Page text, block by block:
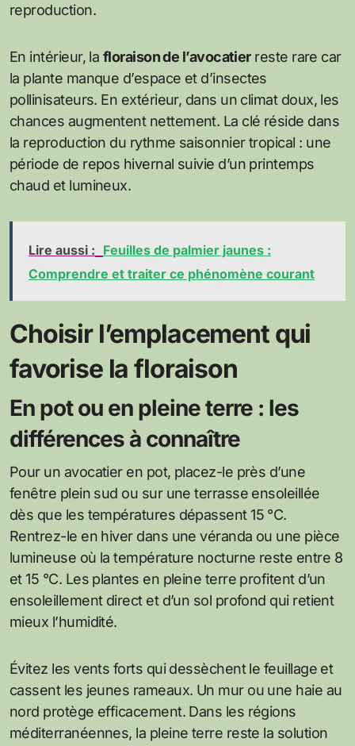
reproduction.
En intérieur, la floraison de l’avocatierreste rare car
la plante manque d’espace et d’insectes
pollinisateurs. En extérieur, dans un climat doux, les
chances augmentent nettement. La clé réside dans
la reproduction du rythme saisonnier tropical : une
période de repos hivernal suivie d’un printemps
chaud et lumineux.
Lire aussi : Feuilles de palmier jaunes :
Comprendre et traiter ce phénomène courant
Choisir l’emplacement qui
favorise la floraison
En pot ou en pleine terre : les
différences à connaître
Pour un avocatier en pot, placez-le près d’une
fenêtre plein sud ou sur une terrasse ensoleillée
dès que les températures dépassent 15 °C.
Rentrez-le en hiver dans une véranda ou une pièce
lumineuse où la température nocturne reste entre 8
et 15 °C. Les plantes en pleine terre profitent d’un
ensoleillement direct et d’un sol profond qui retient
mieux l’humidité.
Évitez les vents forts qui dessèchent le feuillage et
cassent les jeunes rameaux. Un mur ou une haie au
nord protège efficacement. Dans les régions
méditerranéennes, la pleine terre reste la solution